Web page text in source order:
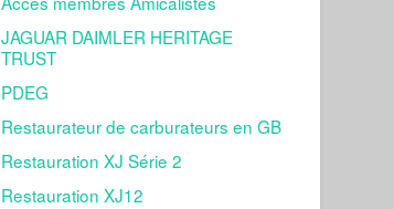
JAGUAR DAIMLER HERITAGE
TRUST
PDEG
Restaurateur de carburateurs en GB
Restauration XJ Série 2
Restauration XJ12